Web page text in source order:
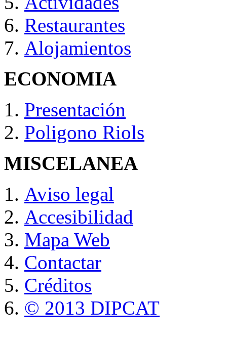
Restaurantes
Alojamientos
ECONOMIA
Presentación
Poligono Riols
MISCELANEA
Aviso legal
Accesibilidad
Mapa Web
Contactar
Créditos
© 2013 DIPCAT